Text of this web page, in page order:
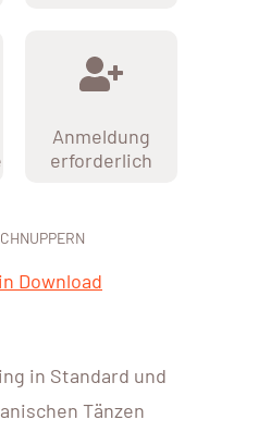
Anmeldung
erforderlich
Download
in Standard und
Tänzen